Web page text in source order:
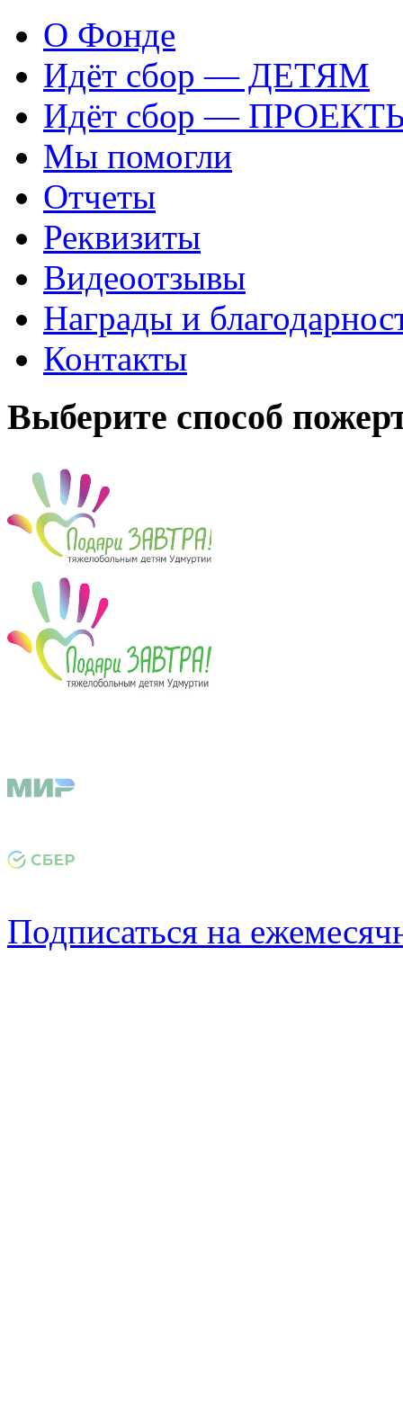
О Фонде
Идёт сбор — ДЕТЯМ
Идёт сбор —
Мы помогли
Отчеты
Реквизиты
Видеоотзывы
Награды и
Контакты
Выберите способ
Подписаться на